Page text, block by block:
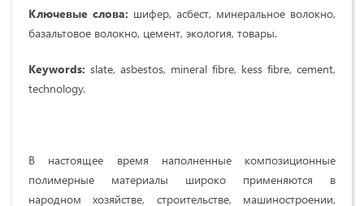
Ключевые слова: шифер, асбест, минеральное волокно,
базальтовое волокно, цемент, экология, товары.
Keywords: slate, asbestos, mineral fibre, kess fibre, cement,
technology.
В настоящее время наполненные композиционные
полимерные материалы широко применяются в
народном хозяйстве, строительстве, машиностроении,